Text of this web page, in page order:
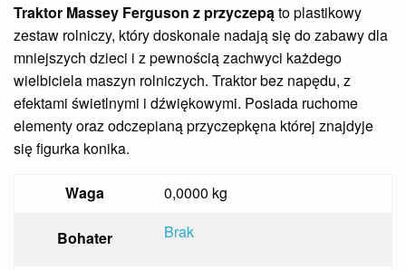
Traktor Massey Ferguson z przyczepąto plastikowy
zestaw rolniczy, który doskonale nadają się do zabawy dla
mniejszych dzieci i z pewnością zachwyci każdego
wielbiciela maszyn rolniczych. Traktor bez napędu, z
efektami świetlnymi i dźwiękowymi. Posiada ruchome
elementy oraz odczepianą przyczepkęna której znajdyje
się figurka konika.
Waga 0,0000 kg
Bohater Brak